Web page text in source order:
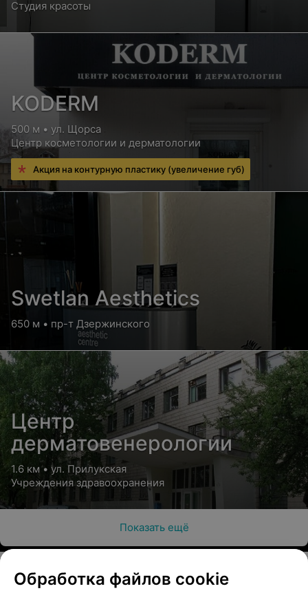
Студия красоты
KODERM
500 м • ул. Щорса
Центр косметологии и дерматологии
Акция на контурную пластику (увеличение губ)
Swetlan Aesthetics
650 м • пр-т Дзержинского
Центр
дерматовенерологии
1.6 км • ул. Прилукская
Учреждения здравоохранения
Показать ещё
Обработка файлов cookie